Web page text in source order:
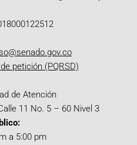
petición (PQRSD)
de Atención
11 No. 5 – 60 Nivel 3
a 5:00 pm